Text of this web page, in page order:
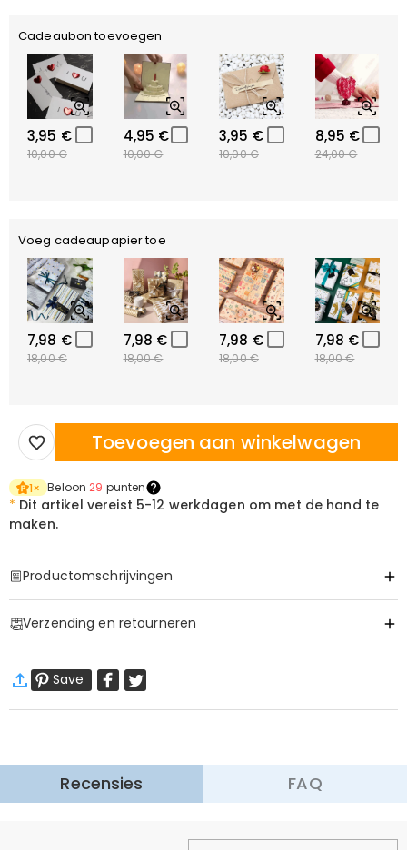
Cadeaubon toevoegen
3,95 €
10,00 €
4,95 €
10,00 €
3,95 €
10,00 €
8,95 €
24,00 €
Voeg cadeaupapier toe
7,98 €
18,00 €
7,98 €
18,00 €
7,98 €
18,00 €
7,98 €
18,00 €
Toevoegen aan winkelwagen
1× Beloon 29 punten
* Dit artikel vereist 5-12 werkdagen om met de hand te
maken.
Productomschrijvingen
Basis Informatie
Kraag:Crew Hals
Stoffen:Zuiver katoen
Verzending en retourneren
Wij willen dat u zich comfortabel en zeker voelt tijdens het
Save
Recensies FAQ